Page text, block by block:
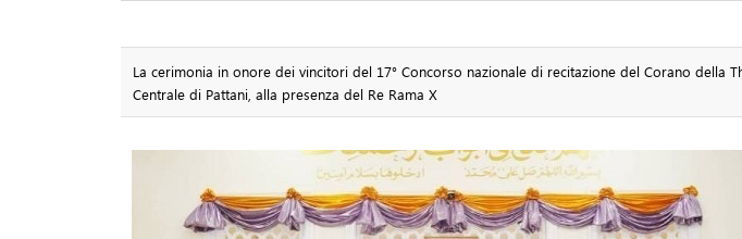
La cerimonia in onore dei vincitori del 17° Concorso nazionale di recitazione del Corano della
Centrale di Pattani, alla presenza del Re Rama X